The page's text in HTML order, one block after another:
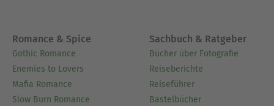
Romance & Spice
Gothic Romance
Enemies to Lovers
Mafia Romance
Slow Burn Romance
Sachbuch & Ratgeber
Bücher über Fotografie
Reiseberichte
Reiseführer
Bastelbücher